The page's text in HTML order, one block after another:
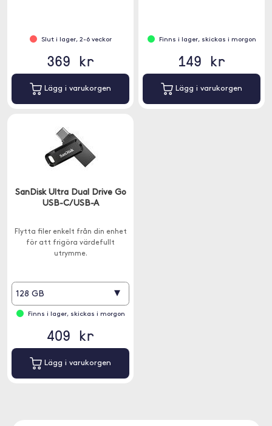
Slut i lager, 2-6 veckor
369 kr
Lägg i varukorgen
Finns i lager, skickas i morgon
149 kr
Lägg i varukorgen
SanDisk Ultra Dual Drive Go
USB-C/USB-A
Flytta filer enkelt från din enhet
för att frigöra värdefullt
utrymme.
128 GB ▾
Finns i lager, skickas i morgon
409 kr
Lägg i varukorgen